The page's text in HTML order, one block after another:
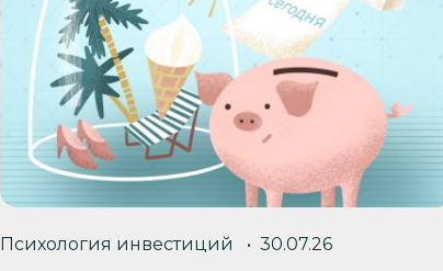
Психология инвестиций 30.07.26